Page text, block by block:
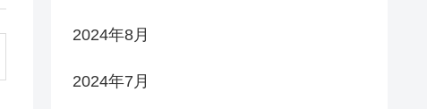
2024年8月
2024年7月